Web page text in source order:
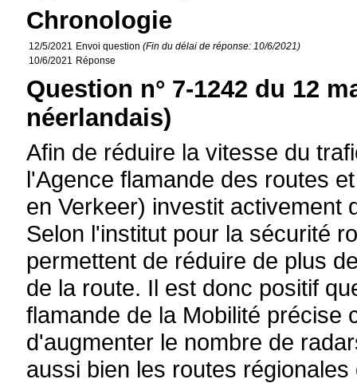
Chronologie
12/5/2021 Envoi question(Fin du délai de réponse: 10/6/2021)
10/6/2021 Réponse
Question n° 7-1242 du 12
néerlandais)
Afin de réduire la vitesse du
l'Agence flamande des routes
en Verkeer) investit activement
Selon l'institut pour la sécurité
permettent de réduire de plus
de la route. Il est donc positif
flamande de la Mobilité précise
d'augmenter le nombre de
aussi bien les routes